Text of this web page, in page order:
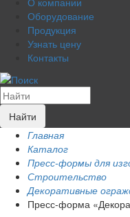
Оборудование
Продукция
Узнать цену
Контакты
Главная
Каталог
Пресс-формы для
Строительство
Декоративные
Пресс-форма